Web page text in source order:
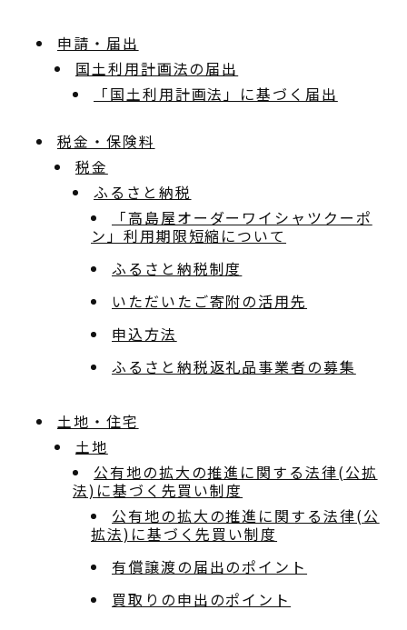
申請・届出
国土利用計画法の届出
「国土利用計画法」に基づく届出
税金・保険料
税金
ふるさと納税
「高島屋オーダーワイシャツクーポ
ン」利用期限短縮について
ふるさと納税制度
いただいたご寄附の活用先
申込方法
ふるさと納税返礼品事業者の募集
土地・住宅
土地
公有地の拡大の推進に関する法律(公拡
法)に基づく先買い制度
公有地の拡大の推進に関する法律(公
拡法)に基づく先買い制度
有償譲渡の届出のポイント
買取りの申出のポイント